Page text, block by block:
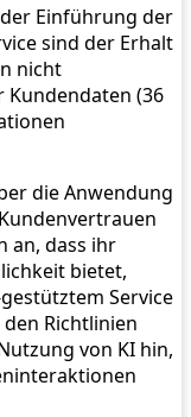
Einführung der
sind der Erhalt
nicht
Kundendaten (36
die Anwendung
an, dass ihr
bietet,
Service
Richtlinien
von KI hin,